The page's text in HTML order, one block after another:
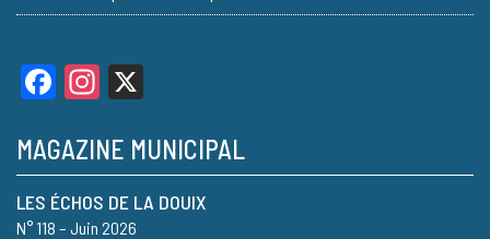
FacebookInstagram
MAGAZINE MUNICIPAL
LES ÉCHOS DE LA DOUIX
N° 118 – Juin 2026